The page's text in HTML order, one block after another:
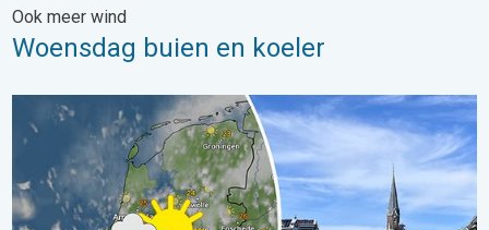
Ook meer wind
Woensdag buien en koeler
Fraai zomerweer om eropuit te trekken. Weekendweer. . .